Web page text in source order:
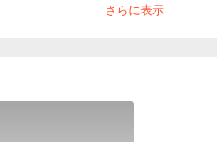
牌石頭鍋湯底、美國冷藏濕式熟成板腱
聚餐、日常餐廳、獲獎餐廳
さらに表示